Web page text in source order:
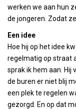
werken we aan hun
de jongeren. Zodat
Een idee
Hoe hij op het idee
regelmatig op straat
sprak ik hem aan. Hij
de buren er niet blij
een plek te regelen
gezorgd. En op dat